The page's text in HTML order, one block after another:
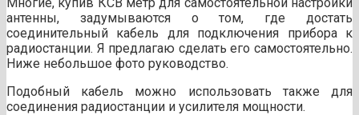
антенны, задумываются о том, где достать
соединительный кабель для подключения прибора к
радиостанции. Я предлагаю сделать его самостоятельно.
Ниже небольшое фото руководство.
Подобный кабель можно использовать также для
соединения радиостанции и усилителя мощности.